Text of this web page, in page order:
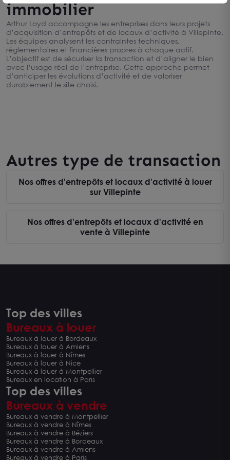
immobilier
Arthur Loyd accompagne les entreprises dans leurs projets
d’acquisition d’entrepôts et de locaux d’activité à Villepinte.
Les équipes analysent les contraintes techniques,
réglementaires et financières propres à chaque actif.
L’objectif est de sécuriser la transaction et d’aligner le bien
avec l’usage réel de l’entreprise. Cette approche permet
d’anticiper les évolutions d’activité et de valoriser
durablement le site choisi.
Autres type de transaction
Nos offres d'entrepôts et locaux d'activité à louer
sur Villepinte
Nos offres d'entrepôts et locaux d'activité en
vente à Villepinte
Top des villes
Bureaux à louer
Bureaux à louer à Bordeaux
Bureaux à louer à Amiens
Bureaux à louer à Nîmes
Bureaux à louer à Nice
Bureaux à louer à Montpellier
Bureaux en location à Paris
Top des villes
Bureaux à vendre
Bureaux à vendre à Montpellier
Bureaux à vendre à Nîmes
Bureaux à vendre à Béziers
Bureaux à vendre à Bordeaux
Bureaux à vendre à Amiens
Bureaux à vendre à Paris